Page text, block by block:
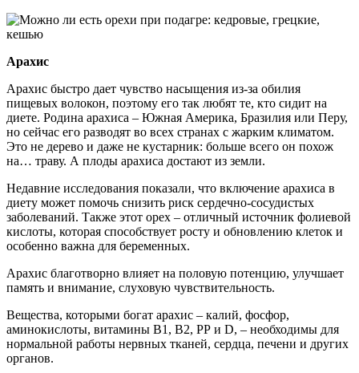
Арахис
Арахис быстро дает чувство насыщения из-за обилия
пищевых волокон, поэтому его так любят те, кто сидит на
диете. Родина арахиса – Южная Америка, Бразилия или Перу,
но сейчас его разводят во всех странах с жарким климатом.
Это не дерево и даже не кустарник: больше всего он похож
на… траву. А плоды арахиса достают из земли.
Недавние исследования показали, что включение арахиса в
диету может помочь снизить риск сердечно-сосудистых
заболеваний. Также этот орех – отличный источник фолиевой
кислоты, которая способствует росту и обновлению клеток и
особенно важна для беременных.
Арахис благотворно влияет на половую потенцию, улучшает
память и внимание, слуховую чувствительность.
Вещества, которыми богат арахис – калий, фосфор,
аминокислоты, витамины В1, В2, РР и D, – необходимы для
нормальной работы нервных тканей, сердца, печени и других
органов.